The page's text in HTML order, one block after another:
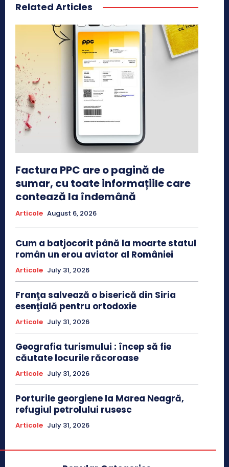
Related Articles
Factura PPC are o pagină de
sumar, cu toate informațiile care
contează la îndemână
Articole August 6, 2026
Cum a batjocorit până la moarte statul
român un erou aviator al României
Articole July 31, 2026
Franţa salvează o biserică din Siria
esenţială pentru ortodoxie
Articole July 31, 2026
Geografia turismului : încep să fie
căutate locurile răcoroase
Articole July 31, 2026
Porturile georgiene la Marea Neagră,
refugiul petrolului rusesc
Articole July 31, 2026